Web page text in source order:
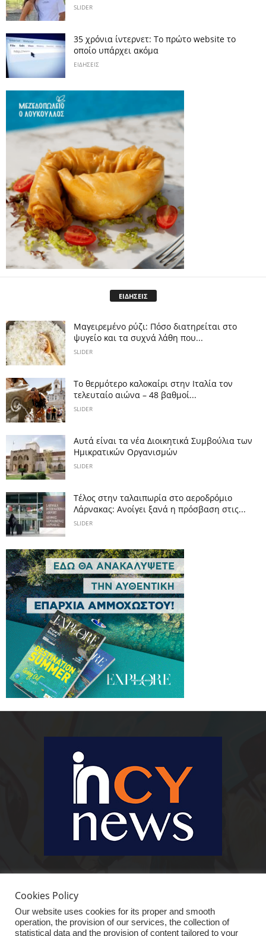
SLIDER
35 χρόνια ίντερνετ: Το πρώτο website το
οποίο υπάρχει ακόμα
ΕΙΔΗΣΕΙΣ
ΕΙΔΗΣΕΙΣ
Μαγειρεμένο ρύζι: Πόσο διατηρείται στο
ψυγείο και τα συχνά λάθη που...
SLIDER
Το θερμότερο καλοκαίρι στην Ιταλία τον
τελευταίο αιώνα – 48 βαθμοί...
SLIDER
Αυτά είναι τα νέα Διοικητικά Συμβούλια των
Ημικρατικών Οργανισμών
SLIDER
Tέλος στην ταλαιπωρία στο αεροδρόμιο
Λάρνακας: Ανοίγει ξανά η πρόσβαση στις...
SLIDER
είστε πραγματικά in cynews στην επικαιρότητα.
Cookies Policy
Our website uses cookies for its proper and smooth
operation, the provision of our services, the collection of
statistical data and the provision of content tailored to your